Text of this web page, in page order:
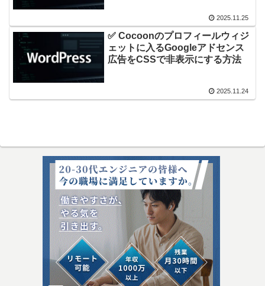
2025.11.25
✅ Cocoonのプロフィールウィジ
ェットに入るGoogleアドセンス
広告をCSSで非表示にする方法
2025.11.24